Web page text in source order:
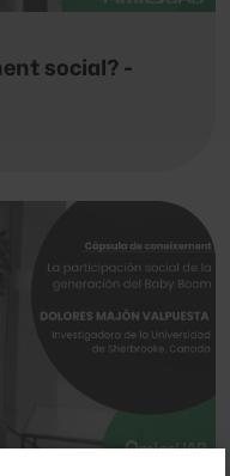
social? -